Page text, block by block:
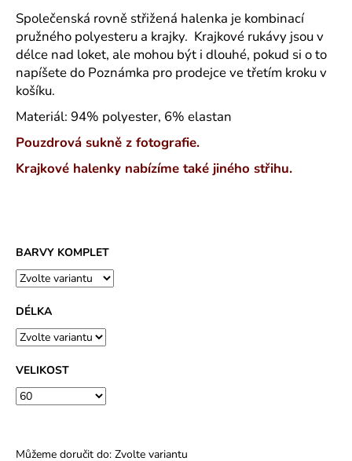
Společenská rovně střižená halenka je kombinací
pružného polyesteru a krajky. Krajkové rukávy jsou v
délce nad loket, ale mohou být i dlouhé, pokud si o to
napíšete do Poznámka pro prodejce ve třetím kroku v
košíku.
Materiál: 94% polyester, 6% elastan
Pouzdrová sukně z fotografie.
Krajkové halenky nabízíme také jiného střihu.
BARVY KOMPLET
DÉLKA
VELIKOST
Můžeme doručit do: Zvolte variantu
u
j
e
m
e
ROVNÝ
TEPLÁKOVÝ
KABÁT
-
Kč